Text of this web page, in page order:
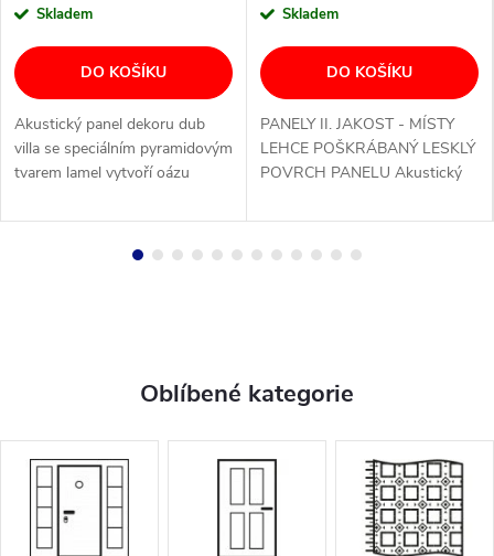
cena:Skladem
DO KOŠÍKU
Akustický panel dekoru dub
villa se speciálním pyramidovým
tvarem lamel vytvoří oázu
prázdný prostor,...
cena:Skladem
DO KOŠÍKU
PANELY II. JAKOST - MÍSTY
LEHCE POŠKRÁBANÝ LESKLÝ
POVRCH PANELU Akustický
vytvoří oázu relaxu. Hledáte
čím...
Oblíbené kategorie